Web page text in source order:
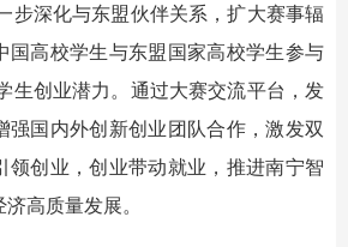
步深化与东盟伙伴关系，扩大赛事辐
国高校学生与东盟国家高校学生参与
生创业潜力。通过大赛交流平台，发
强国内外创新创业团队合作，激发双
领创业，创业带动就业，推进南宁智
高质量发展。